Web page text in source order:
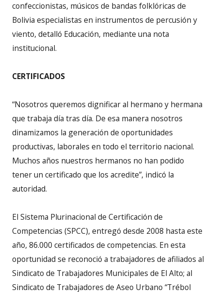
confeccionistas, músicos de bandas folklóricas de
Bolivia especialistas en instrumentos de percusión y
viento, detalló Educación, mediante una nota
institucional.
CERTIFICADOS
“Nosotros queremos dignificar al hermano y hermana
que trabaja día tras día. De esa manera nosotros
dinamizamos la generación de oportunidades
productivas, laborales en todo el territorio nacional.
Muchos años nuestros hermanos no han podido
tener un certificado que los acredite”, indicó la
autoridad.
El Sistema Plurinacional de Certificación de
Competencias (SPCC), entregó desde 2008 hasta este
año, 86.000 certificados de competencias. En esta
oportunidad se reconoció a trabajadores de afiliados al
Sindicato de Trabajadores Municipales de El Alto; al
Sindicato de Trabajadores de Aseo Urbano “Trébol